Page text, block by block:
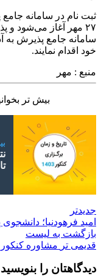
۲۷ مهر آغاز می‌شود و
خود اقدام نمایند.
منبع : مهر
بیش تر
تا
جدیدتر
امید فرهودنیا؛ دانشجوی پزشکی و رتبه
بازگشت به لیست
قدیمی تر مشاوره کنکور
دیدگاهتان را بنویسید